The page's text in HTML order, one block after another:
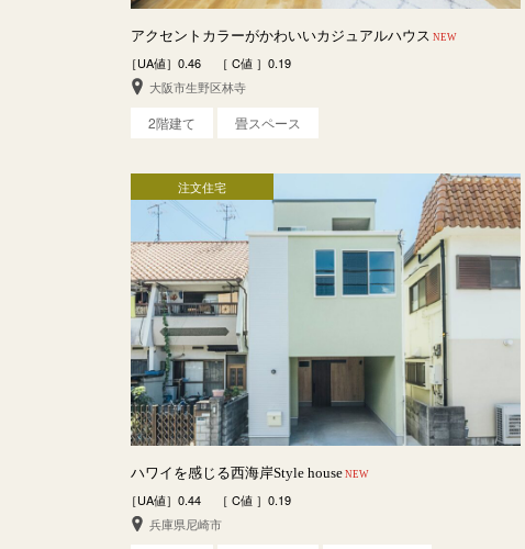
アクセントカラーがかわいいカジュアルハウス NEW
［UA値］0.46 ［ C値 ］0.19
大阪市生野区林寺
2階建て 畳スペース
注文住宅
ハワイを感じる西海岸Style house NEW
［UA値］0.44 ［ C値 ］0.19
兵庫県尼崎市